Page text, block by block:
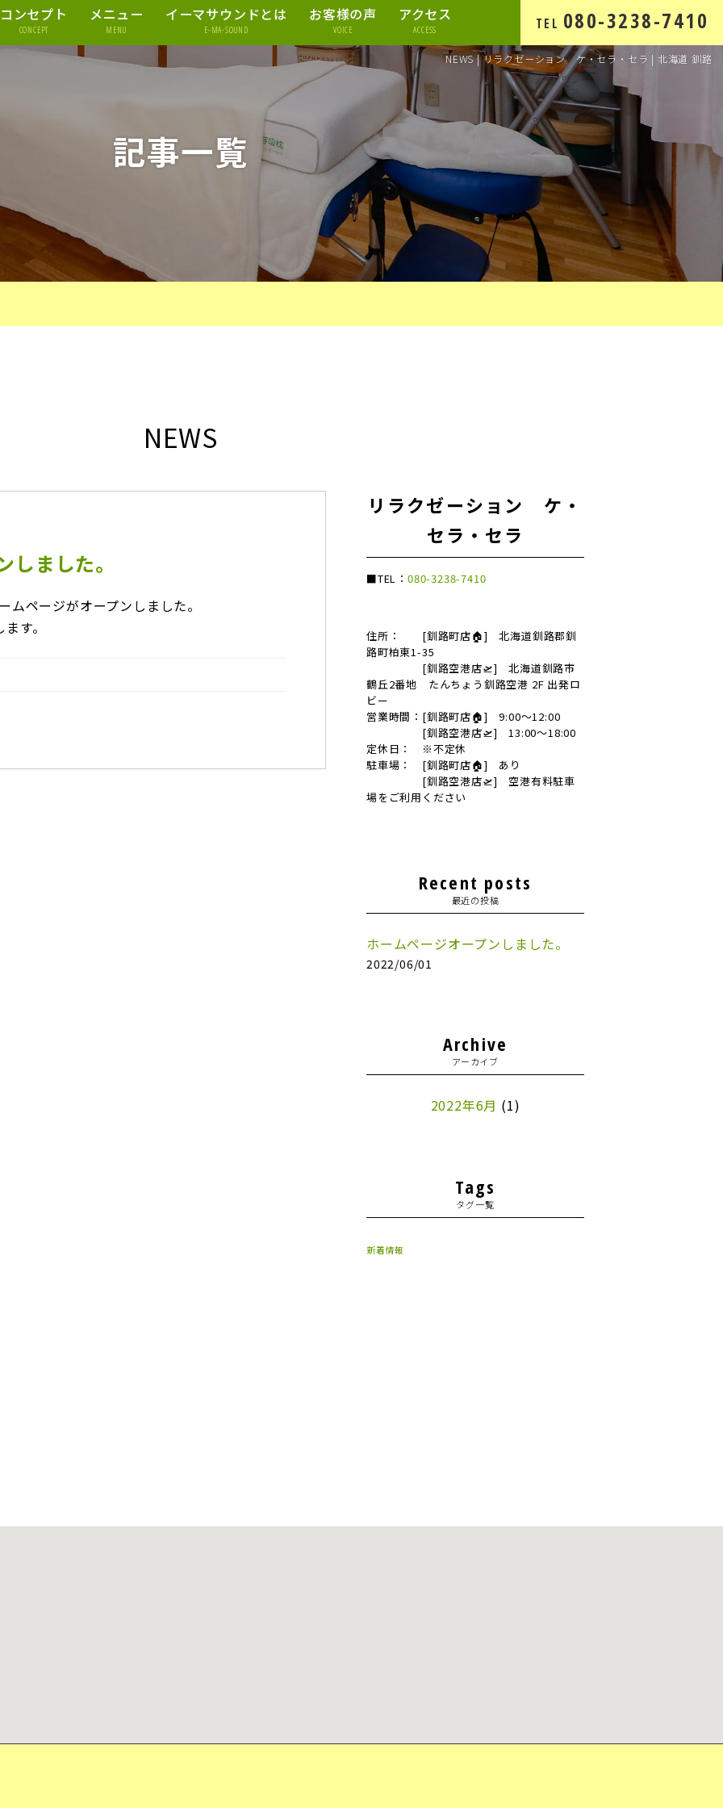
TEL 080-3238-7410
コンセプト
CONCEPT
メニュー
MENU
イーマサウンドとは
E-MA-SOUND
お客様の声
VOICE
アクセス
ACCESS
NEWS | リラクゼーション ケ・セラ・セラ | 北海道 釧路
記事一覧
NEWS
しました。
ページがオープンしました。
す。
リラクゼーション ケ・
セラ・セラ
■TEL： 080-3238-7410
住所： [釧路町店🏠] 北海道釧路郡釧
路町柏東1-35
[釧路空港店🛫] 北海道釧路市
鶴丘2番地 たんちょう釧路空港 2F 出発ロ
ビー
営業時間：[釧路町店🏠] 9:00～12:00
[釧路空港店🛫] 13:00～18:00
定休日： ※不定休
駐車場： [釧路町店🏠] あり
[釧路空港店🛫] 空港有料駐車
場をご利用ください
Recent posts
最近の投稿
ホームページオープンしました。
2022/06/01
Archive
アーカイブ
2022年6月 (1)
Tags
タグ一覧
新着情報